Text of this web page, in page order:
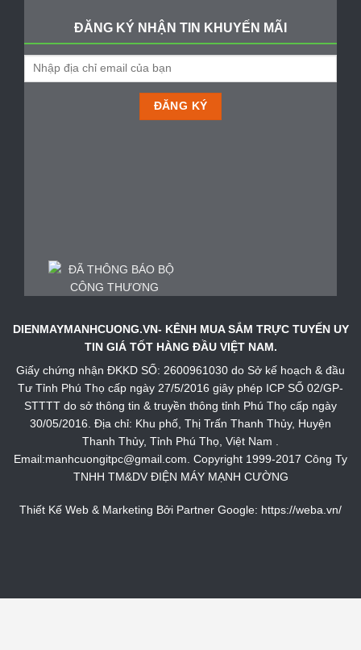
ĐĂNG KÝ NHẬN TIN KHUYẾN MÃI
DIENMAYMANHCUONG.VN- KÊNH MUA SẮM TRỰC TUYẾN UY
TIN GIÁ TỐT HÀNG ĐẦU VIỆT NAM.
Giấy chứng nhận ĐKKD SỐ: 2600961030 do Sở kế hoạch & đầu
Tư Tỉnh Phú Thọ cấp ngày 27/5/2016 giây phép ICP SỐ 02/GP-
STTTT do sở thông tin & truyền thông tỉnh Phú Thọ cấp ngày
30/05/2016. Địa chỉ: Khu phố, Thị Trấn Thanh Thủy, Huyện
Thanh Thủy, Tỉnh Phú Thọ, Việt Nam .
Email:manhcuongitpc@gmail.com. Copyright 1999-2017 Công Ty
TNHH TM&DV ĐIỆN MÁY MẠNH CƯỜNG
Thiết Kế Web & Marketing Bởi Partner Google: https://weba.vn/